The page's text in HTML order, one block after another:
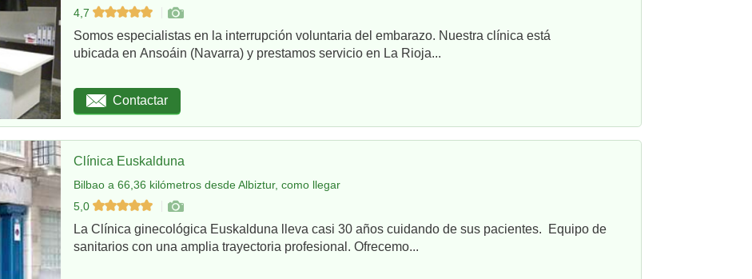
4,7
Somos especialistas en la interrupción voluntaria del embarazo. Nuestra clínica está
ubicada en Ansoáin (Navarra) y prestamos servicio en La Rioja...
Contactar
Clínica Euskalduna
Bilbao a 66,36 kilómetros desde Albiztur, como llegar
5,0
La Clínica ginecológica Euskalduna lleva casi 30 años cuidando de sus pacientes. Equipo de
sanitarios con una amplia trayectoria profesional. Ofrecemo...